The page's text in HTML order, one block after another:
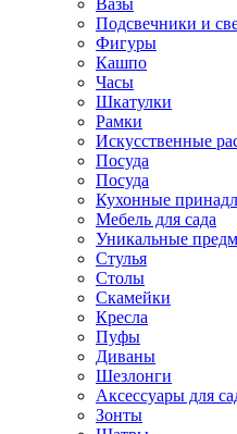
Вазы
Подсвечники и
Фигуры
Кашпо
Часы
Шкатулки
Рамки
Искусственные
Посуда
Посуда
Кухонные
Мебель для сада
Уникальные
Стулья
Столы
Скамейки
Кресла
Пуфы
Диваны
Шезлонги
Аксессуары для
Зонты